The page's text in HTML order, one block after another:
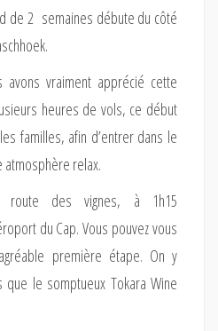
de 2 semaines débute du côté
vraiment apprécié cette
heures de vols, ce début
familles, afin d’entrer dans le
atmosphère relax.
route des vignes, à 1h15
du Cap. Vous pouvez vous
première étape. On y
le somptueux Tokara Wine